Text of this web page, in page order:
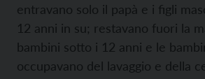
entravano solo il papà e i figli
12 anni in su; restavano fuori la
bambini sotto i 12 anni e le
occupavano del lavaggio e della